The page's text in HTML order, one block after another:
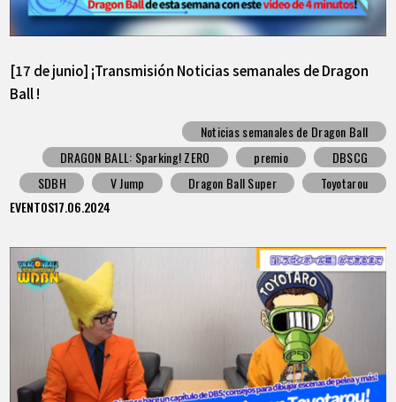
[17 de junio] ¡Transmisión Noticias semanales de Dragon
Ball !
Noticias semanales de Dragon Ball
DRAGON BALL: Sparking! ZERO
premio
DBSCG
SDBH
V Jump Dragon Ball Super
Toyotarou
EVENTOS17.06.2024